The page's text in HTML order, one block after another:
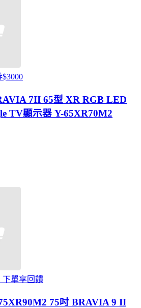
7II 65型 XR RGB LED
TV顯示器 Y-65XR70M2
下單享回饋
75吋 BRAVIA 9 II